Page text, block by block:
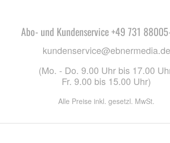
Abo- und Kundenservice +49 731
kundenservice@ebnermedia.de
(Mo. - Do. 9.00 Uhr bis 17.00
Fr. 9.00 bis 15.00 Uhr)
Alle Preise inkl. gesetzl. MwSt.